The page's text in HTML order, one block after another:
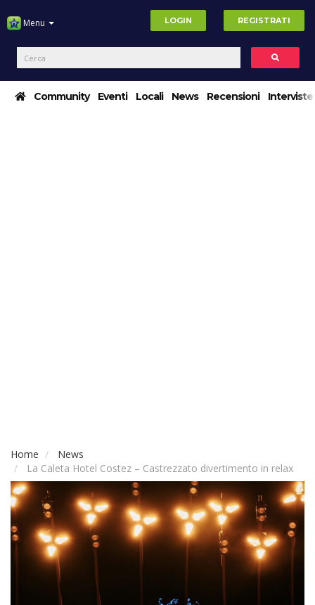
Menu LOGIN REGISTRATI
Community Eventi Locali News Recensioni Interviste
Home
News
La Caleta Hotel Costez – Castrezzato divertimento in relax